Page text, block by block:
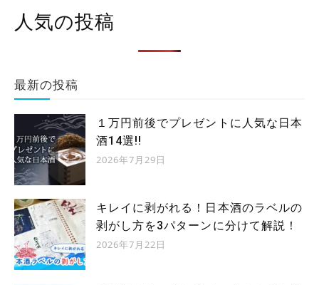
人気の投稿
最新の投稿
１万円前後でプレゼントに人気な日本
酒14選!!
2026年7月29日
キレイに剥がれる！日本酒のラベルの
剥がし方を3パターンに分けて解説！
2026年7月22日